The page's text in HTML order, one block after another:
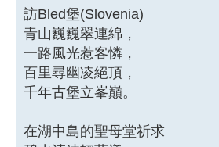
訪Bled堡(Slovenia)
青山巍巍翠連綿，
一路風光惹客憐，
百里尋幽凌絕頂，
千年古堡立峯巔。
在湖中島的聖母堂祈求